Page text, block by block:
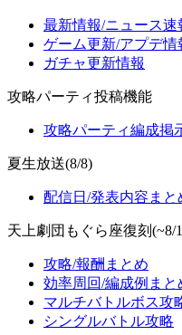
最新情報/ニュース速
ゲーム更新/アプデ情
ガチャ更新情報
攻略パーティ投稿機能
攻略パーティ編成掲
夏生放送(8/8)
配信日/発表内容まと
天上劇団もぐら座復刻(~8/
攻略/報酬まとめ
効率周回/編成例まと
マルチバトルボス攻
シングルバトル攻略